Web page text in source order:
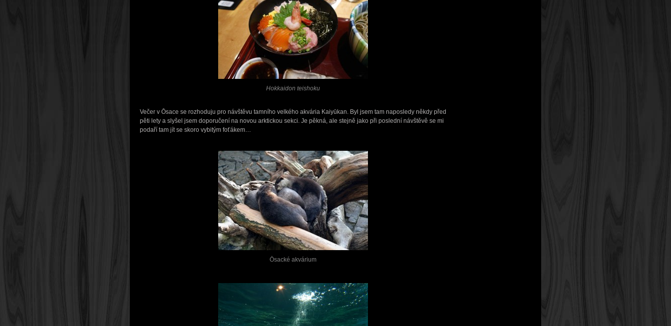
Hokkaidon teishoku
Večer v Ōsace se rozhoduju pro návštěvu tamního velkého akvária Kaiyūkan. Byl jsem tam naposledy někdy před
pěti lety a slyšel jsem doporučení na novou arktickou sekci. Je pěkná, ale stejně jako při poslední návštěvě se mi
podaří tam jít se skoro vybitým foťákem…
Ōsacké akvárium